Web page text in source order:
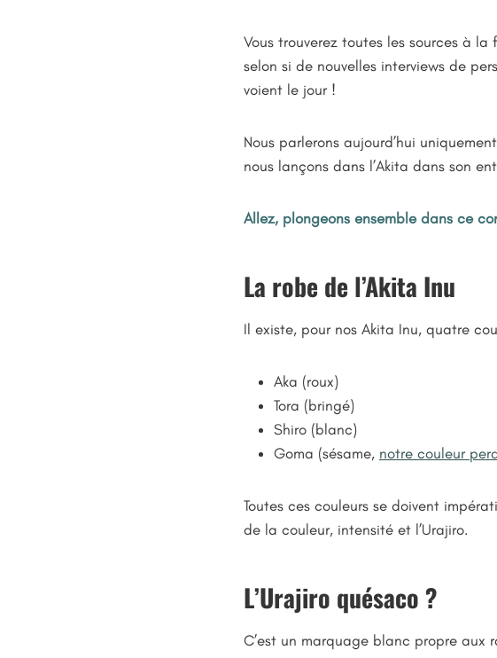
Vous trouverez toutes les sources à
selon si de nouvelles interviews de
voient le jour !
Nous parlerons aujourd’hui
nous lançons dans l’Akita dans son
Allez, plongeons ensemble dans ce
La robe de l’Akita Inu
Il existe, pour nos Akita Inu, quatre
Aka (roux)
Tora (bringé)
Shiro (blanc)
Goma (sésame, notre couleur
Toutes ces couleurs se doivent
de la couleur, intensité et l’Urajiro.
L’Urajiro quésaco ?
C’est un marquage blanc propre aux